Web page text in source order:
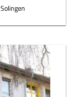
Solingen